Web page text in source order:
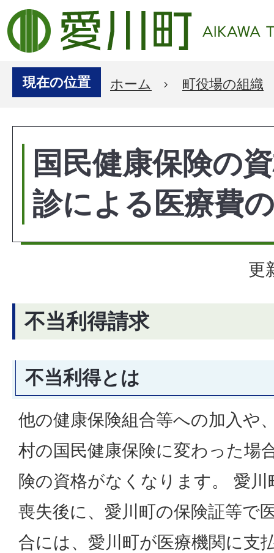
現在の位置 ホーム 町役場の組織
国民健康保険の
診による医療費
更
不当利得請求
不当利得とは
他の健康保険組合等への加入や
村の国民健康保険に変わった場
険の資格がなくなります。 愛
喪失後に、愛川町の保険証等で
合には、愛川町が医療機関に支